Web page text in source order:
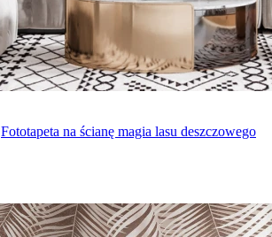
Fototapeta na ścianę magia lasu deszczowego